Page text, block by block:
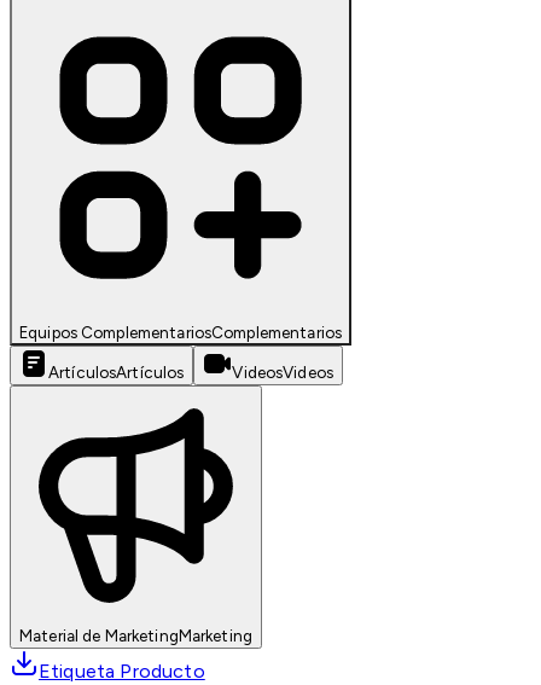
Equipos ComplementariosComplementarios
ArtículosArtículos VideosVideos
Material de MarketingMarketing
Etiqueta Producto